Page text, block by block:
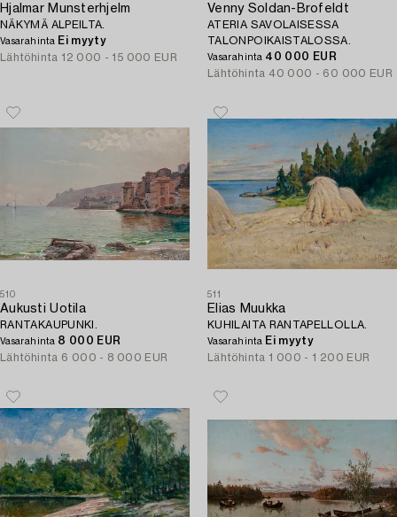
Hjalmar Munsterhjelm
NÄKYMÄ ALPEILTA.
Vasarahinta Ei myyty
Lähtöhinta 12 000 - 15 000 EUR
Venny Soldan-Brofeldt
ATERIA SAVOLAISESSA
TALONPOIKAISTALOSSA.
Vasarahinta 40 000 EUR
Lähtöhinta 40 000 - 60 000 EUR
510
Aukusti Uotila
RANTAKAUPUNKI.
Vasarahinta 8 000 EUR
Lähtöhinta 6 000 - 8 000 EUR
511
Elias Muukka
KUHILAITA RANTAPELLOLLA.
Vasarahinta Ei myyty
Lähtöhinta 1 000 - 1 200 EUR